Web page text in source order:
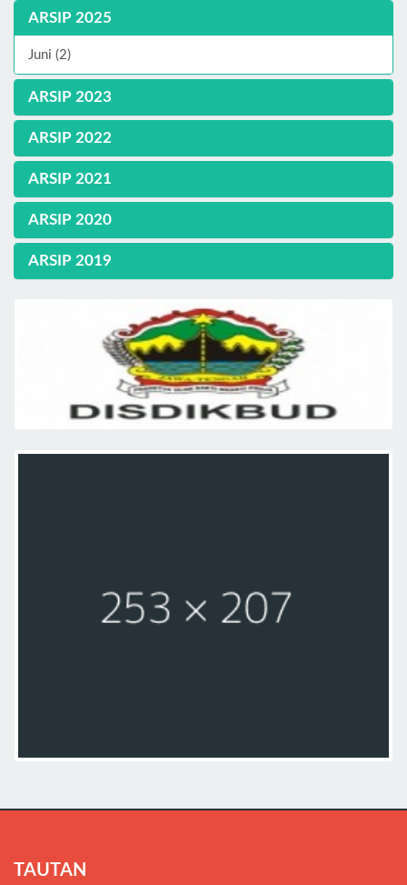
ARSIP 2025
Juni (2)
ARSIP 2023
ARSIP 2022
ARSIP 2021
ARSIP 2020
ARSIP 2019
TAUTAN